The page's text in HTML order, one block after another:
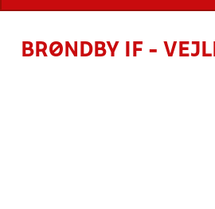
BRØNDBY IF -